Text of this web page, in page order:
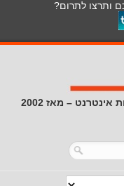
ותרצו לתרום?
– מאז 2002